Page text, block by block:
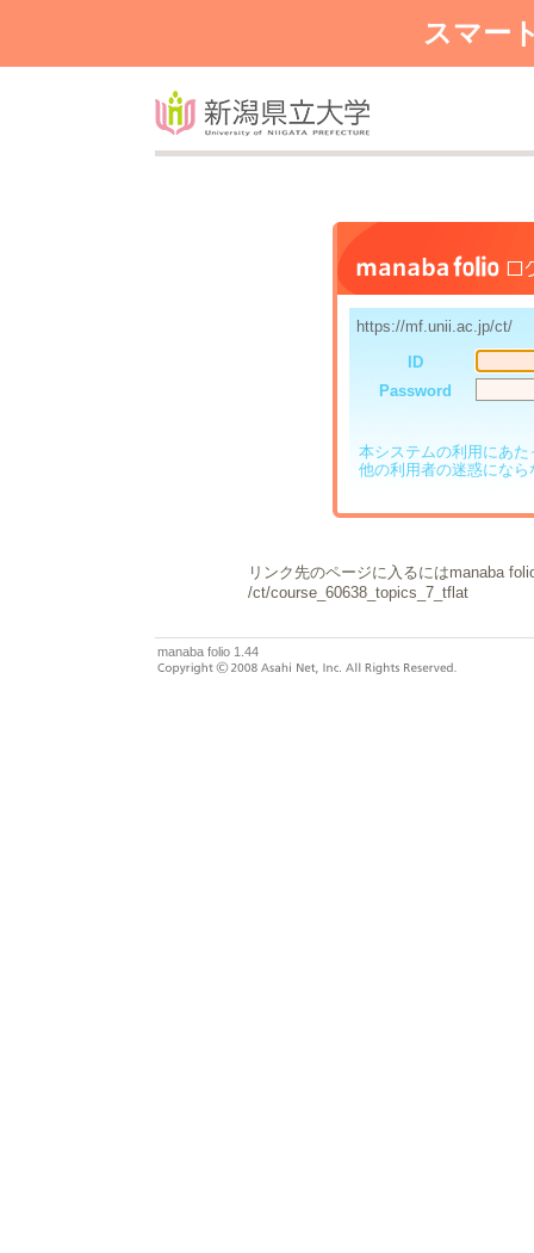
スマー
https://mf.unii.ac.jp/ct/
ID
Password
本システムの利用にあ
他の利用者の迷惑にな
リンク先のページに入るにはmanaba
/ct/course_60638_topics_7_tflat
manaba folio 1.44